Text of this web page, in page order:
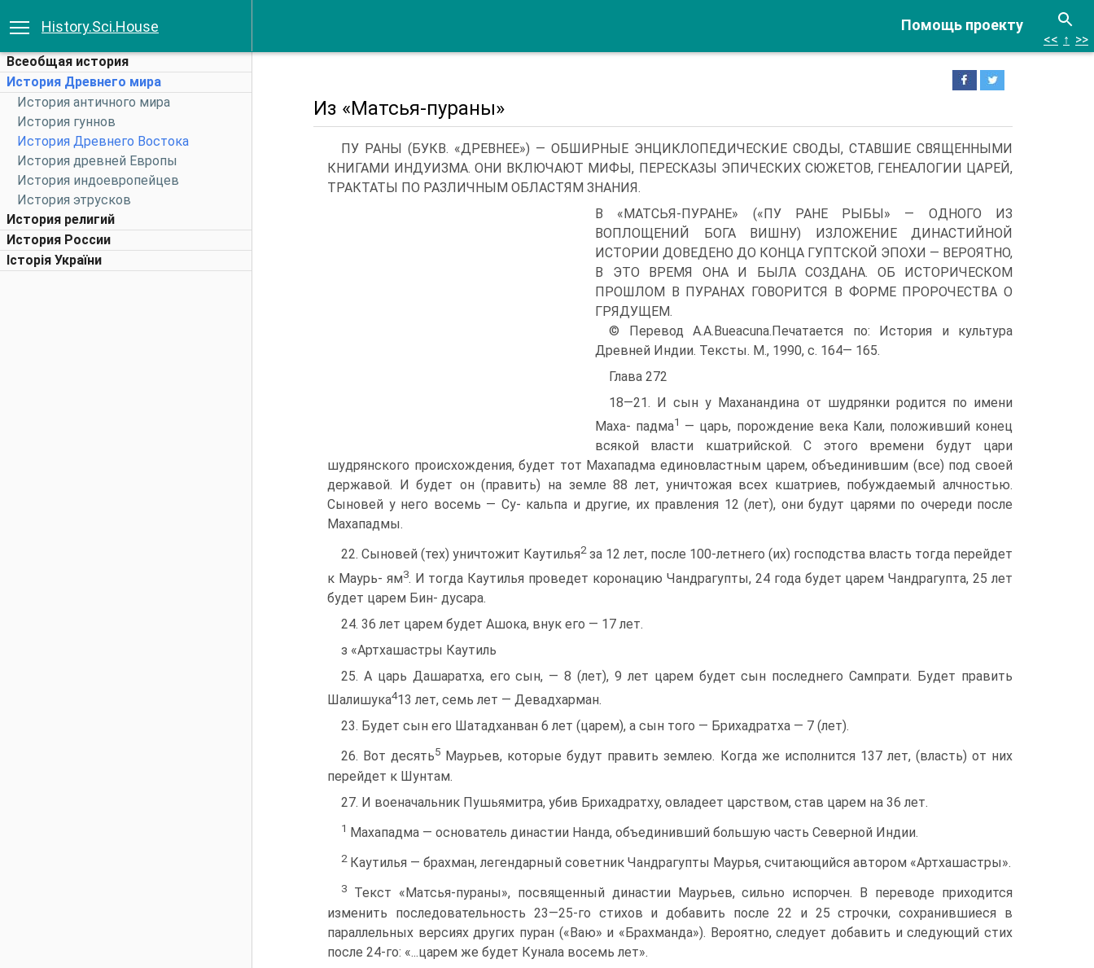
Помощь проекту
History.Sci.House
Всеобщая история
История Древнего мира
История античного мира
История гуннов
История Древнего Востока
История древней Европы
История индоевропейцев
История этрусков
История религий
История России
Історія України
<< ↑ >>
Из «Матсья-пураны»
ПУ РАНЫ (БУКВ. «ДРЕВНЕЕ») — ОБШИРНЫЕ ЭНЦИКЛОПЕДИЧЕСКИЕ СВОДЫ, СТАВШИЕ СВЯЩЕННЫМИ
КНИГАМИ ИНДУИЗМА. ОНИ ВКЛЮЧАЮТ МИФЫ, ПЕРЕСКАЗЫ ЭПИЧЕСКИХ СЮЖЕТОВ, ГЕНЕАЛОГИИ ЦАРЕЙ,
ТРАКТАТЫ ПО РАЗЛИЧНЫМ ОБЛАСТЯМ ЗНАНИЯ.
В «МАТСЬЯ-ПУРАНЕ» («ПУ РАНЕ РЫБЫ» — ОДНОГО ИЗ
ВОПЛОЩЕНИЙ БОГА ВИШНУ) ИЗЛОЖЕНИЕ ДИНАСТИЙНОЙ
ИСТОРИИ ДОВЕДЕНО ДО КОНЦА ГУПТСКОЙ ЭПОХИ — ВЕ­РОЯТНО,
В ЭТО ВРЕМЯ ОНА И БЫЛА СОЗДАНА. ОБ ИСТОРИЧЕСКОМ
ПРОШЛОМ В ПУРАНАХ ГОВОРИТСЯ В ФОРМЕ ПРОРОЧЕСТВА О
ГРЯДУЩЕМ.
© Перевод А.А.Bueacuna.Печатается по: История и культура
Древней Индии. Тексты. M., 1990, с. 164— 165.
Глава 272
18—21. И сын у Маханандина от шудрянки родится по имени
Maxa- падма1 — царь, порождение века Кали, положивший конец
всякой власти кшатрийской. C этого времени будут цари
шудрянского происхождения, будет тот Махападма едино­властным царем, объединившим (все) под своей
державой. И будет он (править) на земле 88 лет, уничтожая всех кшатри­ев, побуждаемый алчностью.
Сыновей у него восемь — Cy- кальпа и другие, их правления 12 (лет), они будут царями по очереди после
Махападмы.
22. Сыновей (тех) уничтожит Каутилья2за 12 лет, после 100-летнего (их) господства власть тогда перейдет
к Маурь- ям3. И тогда Каутилья проведет коронацию Чандрагупты, 24 года будет царем Чандрагупта, 25 лет
будет царем Бин- дусара.
24. 36 лет царем будет Ашока, внук его — 17 лет.
з «Артхашастры Каутиль
25. А царь Дашаратха, его сын, — 8 (лет), 9 лет царем будет сын последнего Сампрати. Будет править
Шалишука413 лет, семь лет — Девадхарман.
23. Будет сын его Шатадханван 6 лет (царем), а сын того — Брихадратха — 7 (лет).
26. Вот десять5 Маурьев, которые будут править землею. Когда же исполнится 137 лет, (власть) от них
перейдет к Шун­там.
27. И военачальник Пушьямитра, убив Брихадратху, овладеет царством, став царем на 36 лет.
1 Махападма — основатель династии Нанда, объединивший большую часть Се­верной Индии.
2Каутилья — брахман, легендарный советник Чандрагупты Маурья, считающий­ся автором «Артхашастры».
3
Текст «Матсья-пураны», посвященный династии Маурьев, сильно испорчен. В переводе приходится
изменить последовательность 23—25-го стихов и добавить после 22 и 25 строчки, сохранившиеся в
параллельных версиях других пуран («Ваю» и «Брахманда»). Вероятно, следует добавить и следующий стих
после 24-го: «...царем же будет Кунала восемь лет».